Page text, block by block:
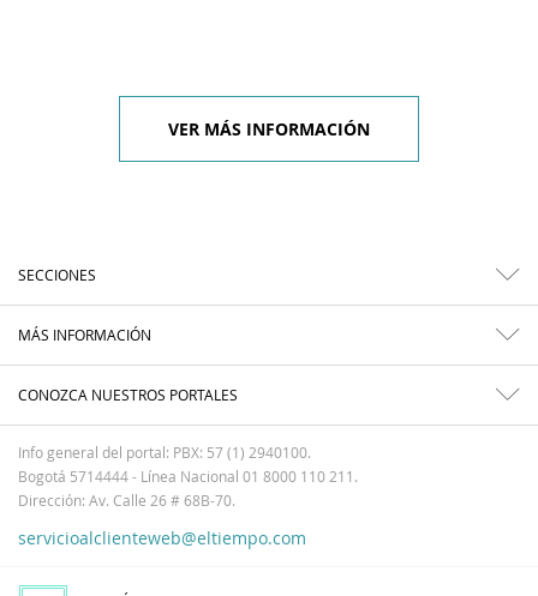
VER MÁS INFORMACIÓN
SECCIONES
MÁS INFORMACIÓN
CONOZCA NUESTROS PORTALES
Info general del portal: PBX: 57 (1) 2940100.
Bogotá 5714444 - Línea Nacional 01 8000 110 211.
Dirección: Av. Calle 26 # 68B-70.
servicioalclienteweb@eltiempo.com